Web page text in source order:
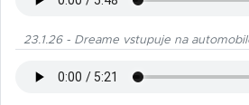
23.1.26 - Dreame vstupuje na